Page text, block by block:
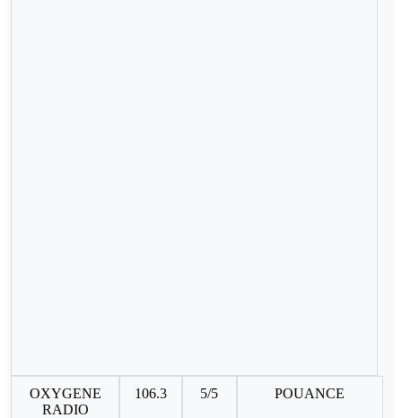
OXYGENE
RADIO
106.3 5/5 POUANCE